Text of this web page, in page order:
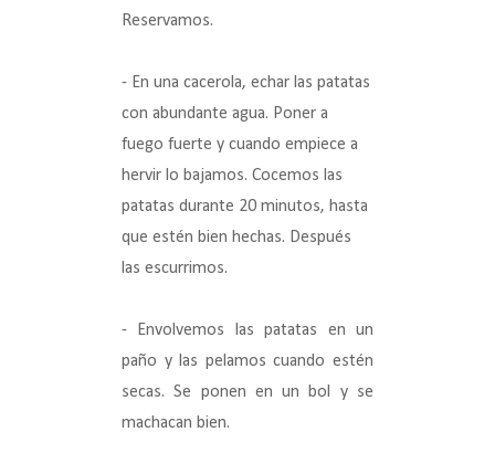
Reservamos.
- En una cacerola, echar las patatas
con abundante agua. Poner a
fuego fuerte y cuando empiece a
hervir lo bajamos. Cocemos las
patatas durante 20 minutos, hasta
que estén bien hechas. Después
las escurrimos.
- Envolvemos las patatas en un
paño y las pelamos cuando estén
secas. Se ponen en un bol y se
machacan bien.